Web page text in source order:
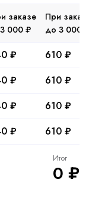
заказе
3 000 ₽
При
до 3 000 ₽
₽
610 ₽
₽
610 ₽
₽
610 ₽
₽ 610 ₽
Итог
0 ₽